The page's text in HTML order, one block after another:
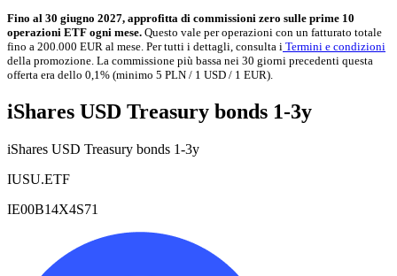
Fino al 30 giugno 2027, approfitta di commissioni zero sulle prime 10
operazioni ETF ogni mese. Questo vale per operazioni con un fatturato totale
fino a 200.000 EUR al mese. Per tutti i dettagli, consulta i Termini e condizioni
della promozione. La commissione più bassa nei 30 giorni precedenti questa
offerta era dello 0,1% (minimo 5 PLN / 1 USD / 1 EUR).
iShares USD Treasury bonds 1-3y
iShares USD Treasury bonds 1-3y
IUSU.ETF
IE00B14X4S71